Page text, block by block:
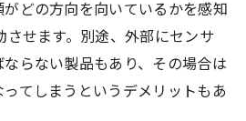
どの方向を向いているかを感知
させます。別途、外部にセンサ
らない製品もあり、その場合は
てしまうというデメリットもあ